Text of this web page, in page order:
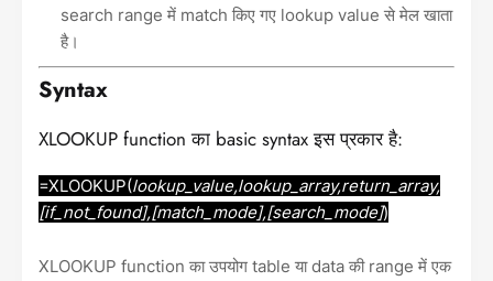
search range में match किए गए lookup value से मेल खाता
है।
Syntax
XLOOKUP function का basic syntax इस प्रकार है:
=XLOOKUP(lookup_value,lookup_array,return_array,
[if_not_found],[match_mode],[search_mode])
XLOOKUP function का उपयोग table या data की range में एक